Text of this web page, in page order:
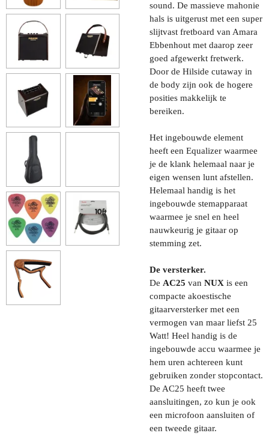
sound. De massieve mahonie
hals is uitgerust met een super
slijtvast fretboard van Amara
Ebbenhout met daarop zeer
goed afgewerkt fretwerk.
Door de Hilside cutaway in
de body zijn ook de hogere
posities makkelijk te
bereiken.
Het ingebouwde element
heeft een Equalizer waarmee
je de klank helemaal naar je
eigen wensen lunt afstellen.
Helemaal handig is het
ingebouwde stemapparaat
waarmee je snel en heel
nauwkeurig je gitaar op
stemming zet.
De versterker.
De AC25 van NUX is een
compacte akoestische
gitaarversterker met een
vermogen van maar liefst 25
Watt! Heel handig is de
ingebouwde accu waarmee je
hem uren achtereen kunt
gebruiken zonder stopcontact.
De AC25 heeft twee
aansluitingen, zo kun je ook
een microfoon aansluiten of
een tweede gitaar.